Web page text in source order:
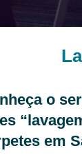
o
em